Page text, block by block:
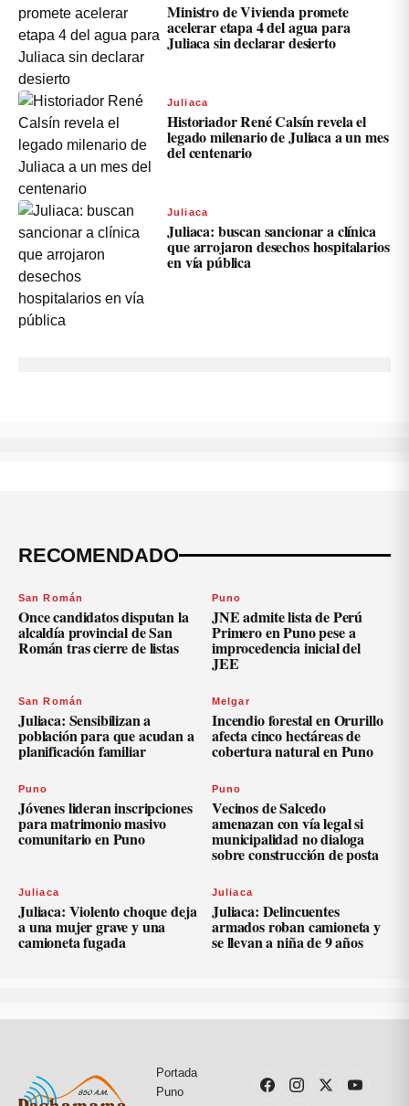
Ministro de Vivienda promete
acelerar etapa 4 del agua para
Juliaca sin declarar desierto
Juliaca
Historiador René Calsín revela el
legado milenario de Juliaca a un mes
del centenario
Juliaca
Juliaca: buscan sancionar a clínica
que arrojaron desechos hospitalarios
en vía pública
RECOMENDADO
San Román
Once candidatos disputan la
alcaldía provincial de San
Román tras cierre de listas
Puno
JNE admite lista de Perú
Primero en Puno pese a
improcedencia inicial del
JEE
San Román
Juliaca: Sensibilizan a
población para que acudan a
planificación familiar
Melgar
Incendio forestal en Orurillo
afecta cinco hectáreas de
cobertura natural en Puno
Puno
Jóvenes lideran inscripciones
para matrimonio masivo
comunitario en Puno
Puno
Vecinos de Salcedo
amenazan con vía legal si
municipalidad no dialoga
sobre construcción de posta
Juliaca
Juliaca: Violento choque deja
a una mujer grave y una
camioneta fugada
Juliaca
Juliaca: Delincuentes
armados roban camioneta y
se llevan a niña de 9 años
Portada
Puno